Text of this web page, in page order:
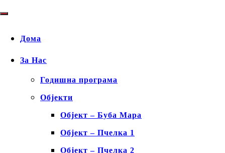
Дома
За Нас
Годишна програма
Објекти
Објект – Буба Мара
Објект – Пчелка 1
Објект – Пчелка 2